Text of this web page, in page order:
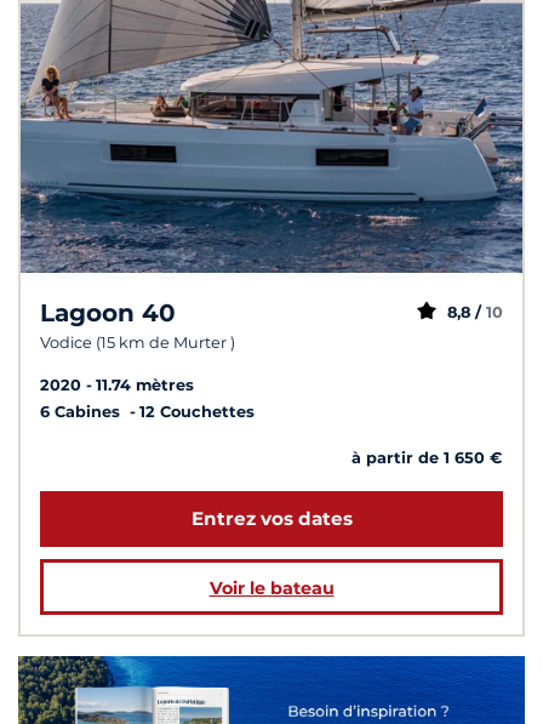
Lagoon 40
Vodice (15 km de Murter )
8,8 / 10
2020
11.74 mètres
6 Cabines
12 Couchettes
à partir de 1 650 €
Entrez vos dates
Voir le bateau